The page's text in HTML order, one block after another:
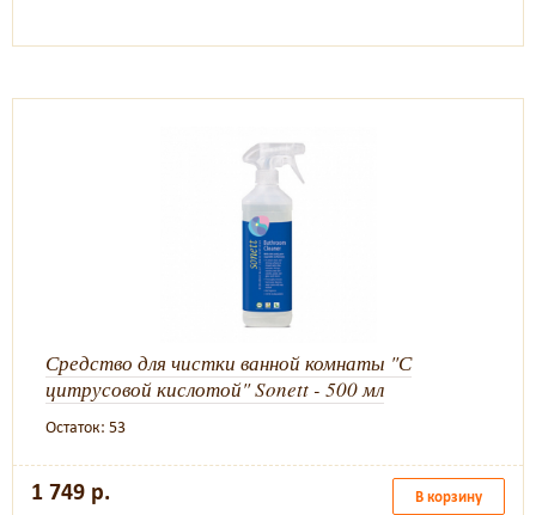
Средство для чистки ванной комнаты "С
цитрусовой кислотой" Sonett - 500 мл
Остаток: 53
1 749 р. В корзину